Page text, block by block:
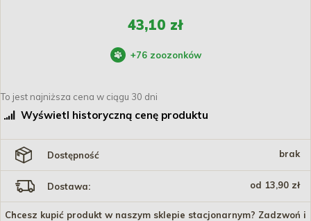
43,10 zł
+76 zoozonków
To jest najniższa cena w ciągu 30 dni
Wyświetl historyczną cenę produktu
Dostępność brak
Dostawa: od 13,90 zł
Chcesz kupić produkt w naszym sklepie stacjonarnym? Zadzwoń i